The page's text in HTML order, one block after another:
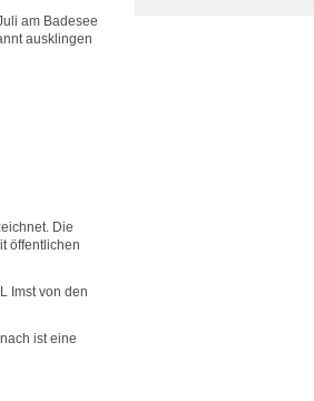
am Badesee
ausklingen
Die
öffentlichen
Imst von den
ist eine